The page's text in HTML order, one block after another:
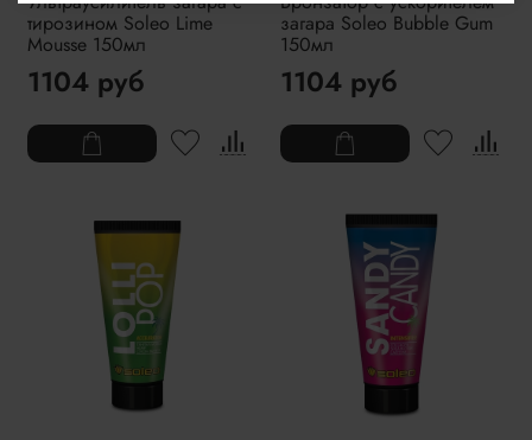
тирозином Soleo Lime
Mousse 150мл
1104 руб
загара Soleo Bubble Gum
150мл
1104 руб